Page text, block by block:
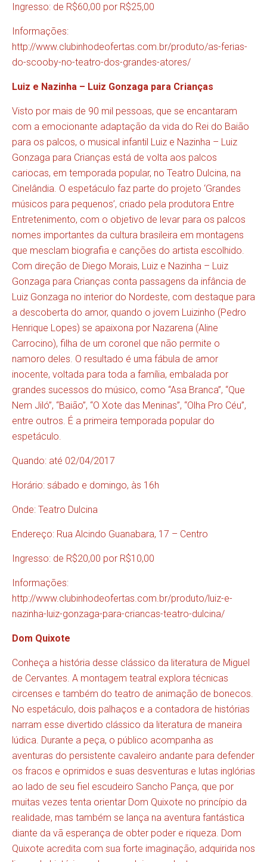
Ingresso: de R$60,00 por R$25,00
Informações:
http://www.clubinhodeofertas.com.br/produto/as-ferias-
do-scooby-no-teatro-dos-grandes-atores/
Luiz e Nazinha – Luiz Gonzaga para Crianças
Visto por mais de 90 mil pessoas, que se encantaram
com a emocionante adaptação da vida do Rei do Baião
para os palcos, o musical infantil Luiz e Nazinha – Luiz
Gonzaga para Crianças está de volta aos palcos
cariocas, em temporada popular, no Teatro Dulcina, na
Cinelândia. O espetáculo faz parte do projeto ‘Grandes
músicos para pequenos’, criado pela produtora Entre
Entretenimento, com o objetivo de levar para os palcos
nomes importantes da cultura brasileira em montagens
que mesclam biografia e canções do artista escolhido.
Com direção de Diego Morais, Luiz e Nazinha – Luiz
Gonzaga para Crianças conta passagens da infância de
Luiz Gonzaga no interior do Nordeste, com destaque para
a descoberta do amor, quando o jovem Luizinho (Pedro
Henrique Lopes) se apaixona por Nazarena (Aline
Carrocino), filha de um coronel que não permite o
namoro deles. O resultado é uma fábula de amor
inocente, voltada para toda a família, embalada por
grandes sucessos do músico, como “Asa Branca”, “Que
Nem Jiló”, “Baião”, “O Xote das Meninas”, “Olha Pro Céu”,
entre outros. É a primeira temporada popular do
espetáculo.
Quando: até 02/04/2017
Horário: sábado e domingo, às 16h
Onde: Teatro Dulcina
Endereço: Rua Alcindo Guanabara, 17 – Centro
Ingresso: de R$20,00 por R$10,00
Informações:
http://www.clubinhodeofertas.com.br/produto/luiz-e-
nazinha-luiz-gonzaga-para-criancas-teatro-dulcina/
Dom Quixote
Conheça a história desse clássico da literatura de Miguel
de Cervantes. A montagem teatral explora técnicas
circenses e também do teatro de animação de bonecos.
No espetáculo, dois palhaços e a contadora de histórias
narram esse divertido clássico da literatura de maneira
lúdica. Durante a peça, o público acompanha as
aventuras do persistente cavaleiro andante para defender
os fracos e oprimidos e suas desventuras e lutas inglórias
ao lado de seu fiel escudeiro Sancho Pança, que por
muitas vezes tenta orientar Dom Quixote no princípio da
realidade, mas também se lança na aventura fantástica
diante da vã esperança de obter poder e riqueza. Dom
Quixote acredita com sua forte imaginação, adquirida nos